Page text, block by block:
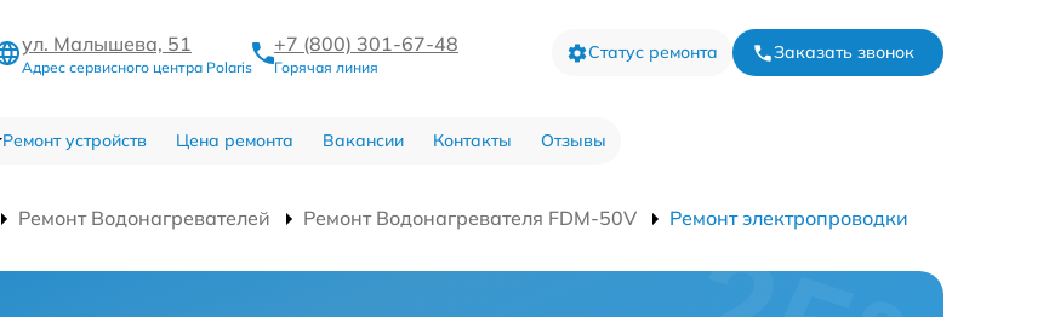
ул. Малышева, 51
Адрес сервисного центра Polaris
+7 (800) 301-67-48
Горячая линия
Статус ремонта Заказать звонок
Ремонт устройств Цена ремонта Вакансии Контакты Отзывы
Ремонт Водонагревателей Ремонт Водонагревателя FDM-50V Ремонт электропроводки